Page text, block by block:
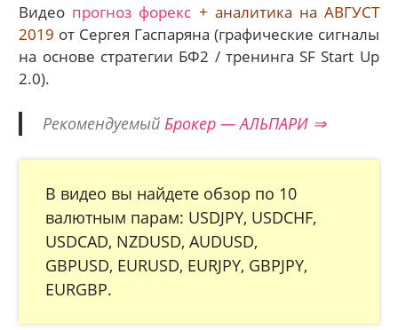
Видео прогноз форекс + аналитика на АВГУСТ
2019 от Сергея Гаспаряна (графические сигналы
на основе стратегии БФ2 / тренинга SF Start Up
2.0).
Рекомендуемый Брокер — АЛЬПАРИ ⇒
В видео вы найдете обзор по 10
валютным парам: USDJPY, USDCHF,
USDCAD, NZDUSD, AUDUSD,
GBPUSD, EURUSD, EURJPY, GBPJPY,
EURGBP.